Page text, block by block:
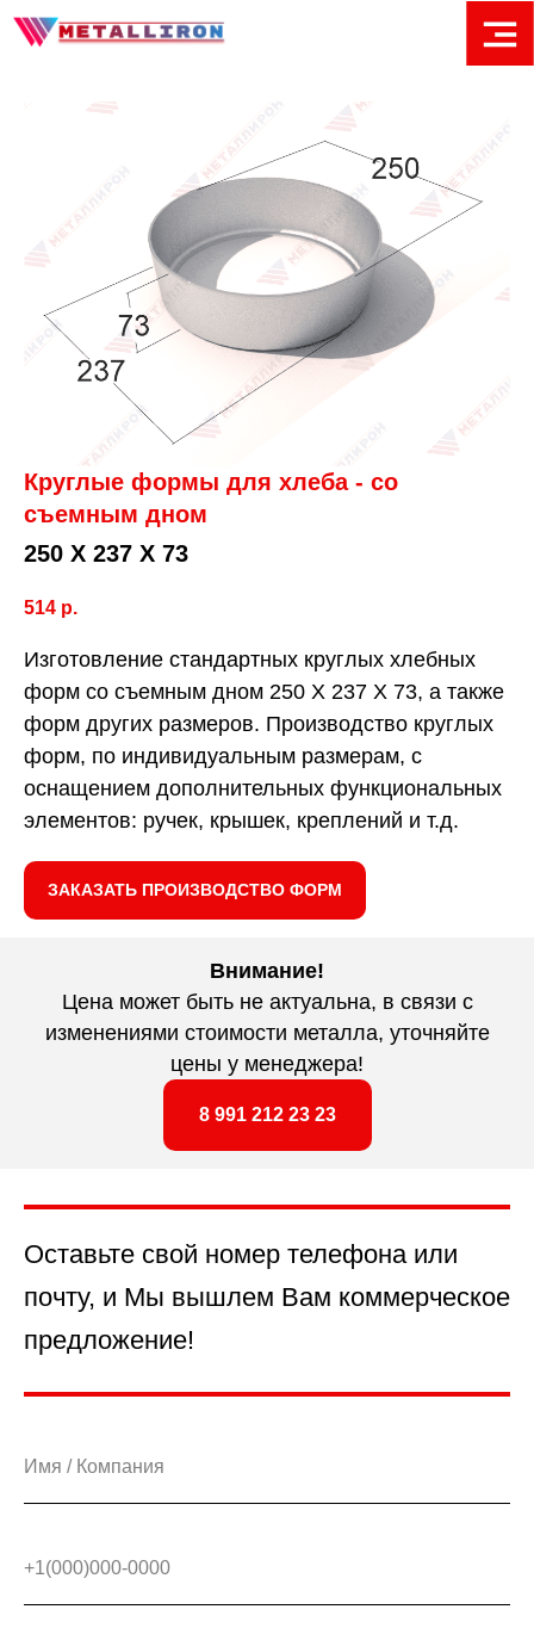
Круглые формы для хлеба - со
съемным дном
250 Х 237 Х 73
514 р.
Изготовление стандартных круглых хлебных
форм со съемным дном 250 Х 237 Х 73, а также
форм других размеров. Производство круглых
форм, по индивидуальным размерам, с
оснащением дополнительных функциональных
элементов: ручек, крышек, креплений и т.д.
ЗАКАЗАТЬ ПРОИЗВОДСТВО ФОРМ
Внимание!
Цена может быть не актуальна, в связи с
изменениями стоимости металла, уточняйте
цены у менеджера!
8 991 212 23 23
Оставьте свой номер телефона или
почту, и Мы вышлем Вам коммерческое
предложение!